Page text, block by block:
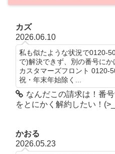
カズ
2026.06.10
私も似たような状況で0120-
で)解決できず、別の番号に
カスタマーズフロント 0120-
祝・年末年始除く...
なんだこの請求は！番
をとにかく解約したい！
かおる
2026.05.23